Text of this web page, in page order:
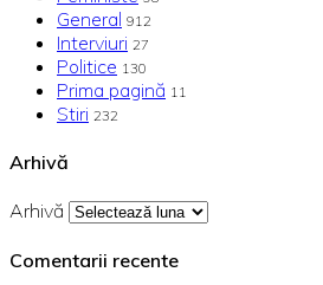
General 912
Interviuri 27
Politice 130
Prima pagină 11
Stiri 232
Arhivă
Arhivă
Comentarii recente